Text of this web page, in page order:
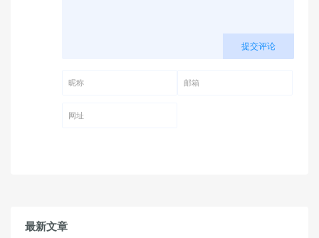
提交评论
最新文章